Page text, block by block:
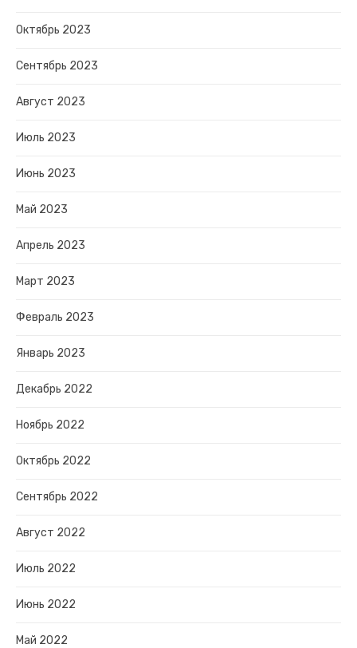
Октябрь 2023
Сентябрь 2023
Август 2023
Июль 2023
Июнь 2023
Май 2023
Апрель 2023
Март 2023
Февраль 2023
Январь 2023
Декабрь 2022
Ноябрь 2022
Октябрь 2022
Сентябрь 2022
Август 2022
Июль 2022
Июнь 2022
Май 2022